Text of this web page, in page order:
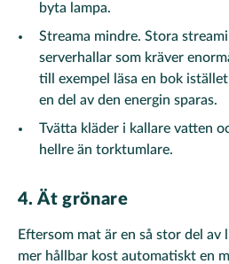
byta lampa.
Streama mindre. Stora
serverhallar som kräver
till exempel läsa en bok
en del av den energin sparas.
Tvätta kläder i kallare vatten
hellre än torktumlare.
4. Ät grönare
Eftersom mat är en så stor del av
mer hållbar kost automatiskt en